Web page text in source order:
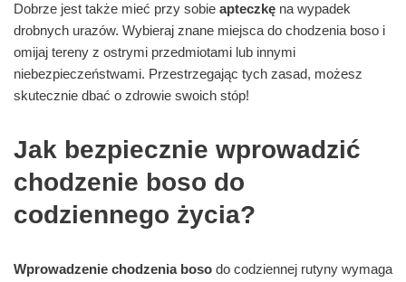
Dobrze jest także mieć przy sobie apteczkę na wypadek
drobnych urazów. Wybieraj znane miejsca do chodzenia boso i
omijaj tereny z ostrymi przedmiotami lub innymi
niebezpieczeństwami. Przestrzegając tych zasad, możesz
skutecznie dbać o zdrowie swoich stóp!
Jak bezpiecznie wprowadzić
chodzenie boso do
codziennego życia?
Wprowadzenie chodzenia boso do codziennej rutyny wymaga